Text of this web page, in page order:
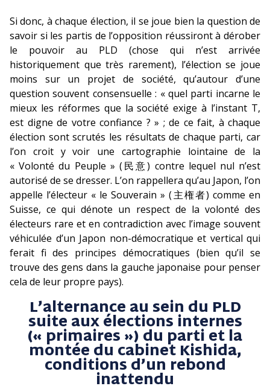
Si donc, à chaque élection, il se joue bien la question de
savoir si les partis de l’opposition réussiront à dérober
le pouvoir au PLD (chose qui n’est arrivée
historiquement que très rarement), l’élection se joue
moins sur un projet de société, qu’autour d’une
question souvent consensuelle : « quel parti incarne le
mieux les réformes que la société exige à l’instant T,
est digne de votre confiance ? » ; de ce fait, à chaque
élection sont scrutés les résultats de chaque parti, car
l’on croit y voir une cartographie lointaine de la
« Volonté du Peuple » (民意) contre lequel nul n’est
autorisé de se dresser. L’on rappellera qu’au Japon, l’on
appelle l’électeur « le Souverain » (主権者) comme en
Suisse, ce qui dénote un respect de la volonté des
électeurs rare et en contradiction avec l’image souvent
véhiculée d’un Japon non-démocratique et vertical qui
ferait fi des principes démocratiques (bien qu’il se
trouve des gens dans la gauche japonaise pour penser
cela de leur propre pays).
L’alternance au sein du PLD
suite aux élections internes
(« primaires ») du parti et la
montée du cabinet Kishida,
conditions d’un rebond